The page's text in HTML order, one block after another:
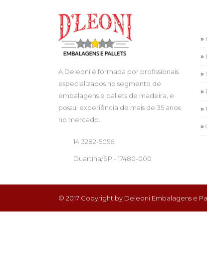
A Deleoni é formada por profissionais
especializados no segmento de
embalagens e pallets de madeira, e
possui experiência de mais de 35 anos
no mercado.
14 3282-5056
Duartina/SP - 17480-000
© 2017 Copyright by Deleoni Embalagens e